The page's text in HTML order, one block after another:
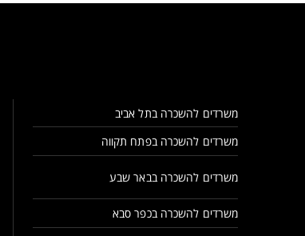
משרדים להשכרה בתל אביב
משרדים להשכרה בפתח תקווה
משרדים להשכרה בבאר שבע
משרדים להשכרה בכפר סבא